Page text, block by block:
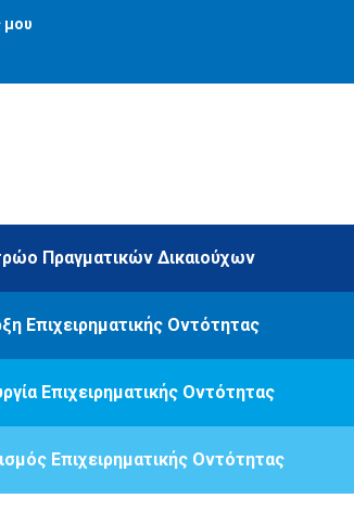
μου
Πραγματικών Δικαιούχων
Επιχειρηματικής Οντότητας
Επιχειρηματικής Οντότητας
Επιχειρηματικής Οντότητας